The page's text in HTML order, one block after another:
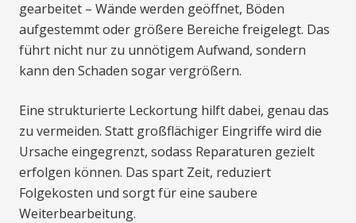
gearbeitet – Wände werden geöffnet, Böden
aufgestemmt oder größere Bereiche freigelegt. Das
führt nicht nur zu unnötigem Aufwand, sondern
kann den Schaden sogar vergrößern.
Eine strukturierte Leckortung hilft dabei, genau das
zu vermeiden. Statt großflächiger Eingriffe wird die
Ursache eingegrenzt, sodass Reparaturen gezielt
erfolgen können. Das spart Zeit, reduziert
Folgekosten und sorgt für eine saubere
Weiterbearbeitung.